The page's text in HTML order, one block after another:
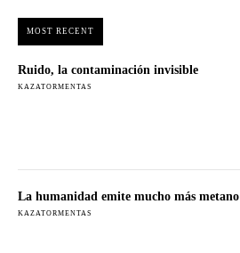
MOST RECENT
Ruido, la contaminación invisible
KAZATORMENTAS
La humanidad emite mucho más metano
KAZATORMENTAS